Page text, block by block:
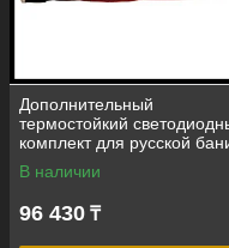
Дополнительный
термостойкий
комплект для русской
Cariitti Sauna Led 3000 K (3
светодиода)
В наличии
96 430 ₸